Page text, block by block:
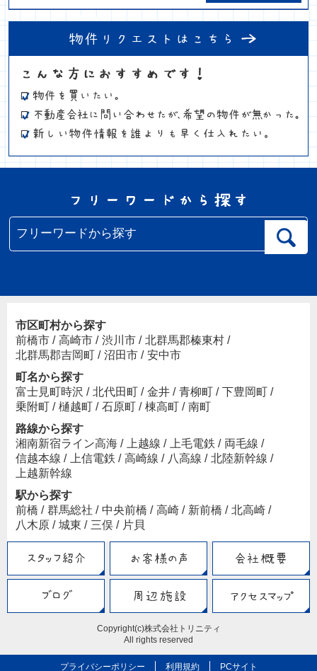
市区町村から探す
前橋市 / 高崎市 / 渋川市 / 北群馬郡榛東村 /
北群馬郡吉岡町 / 沼田市 / 安中市
町名から探す
富士見町時沢 / 北代田町 / 金井 / 青柳町 / 下豊岡町 /
乗附町 / 樋越町 / 石原町 / 棟高町 / 南町
路線から探す
湘南新宿ライン高海 / 上越線 / 上毛電鉄 / 両毛線 /
信越本線 / 上信電鉄 / 高崎線 / 八高線 / 北陸新幹線 /
上越新幹線
駅から探す
前橋 / 群馬総社 / 中央前橋 / 高崎 / 新前橋 / 北高崎 /
八木原 / 城東 / 三俣 / 片貝
Copyright(c)株式会社トリニティ
All rights reserved
プライバシーポリシー 利用規約 PCサイト